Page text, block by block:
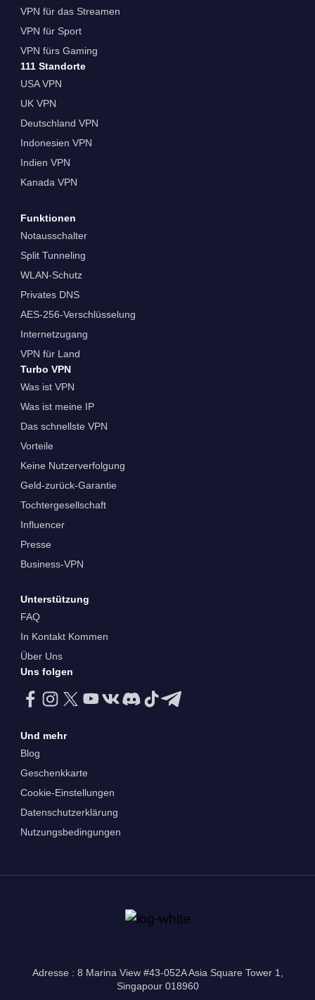
VPN für das Streamen
VPN für Sport
VPN fürs Gaming
111 Standorte
USA VPN
UK VPN
Deutschland VPN
Indonesien VPN
Indien VPN
Kanada VPN
Funktionen
Notausschalter
Split Tunneling
WLAN-Schutz
Privates DNS
AES-256-Verschlüsselung
Internetzugang
VPN für Land
Turbo VPN
Was ist VPN
Was ist meine IP
Das schnellste VPN
Vorteile
Keine Nutzerverfolgung
Geld-zurück-Garantie
Tochtergesellschaft
Influencer
Presse
Business-VPN
Unterstützung
FAQ
In Kontakt Kommen
Über Uns
Uns folgen
Und mehr
Blog
Geschenkkarte
Cookie-Einstellungen
Datenschutzerklärung
Nutzungsbedingungen
Adresse : 8 Marina View #43-052A Asia Square Tower 1,
Singapour 018960